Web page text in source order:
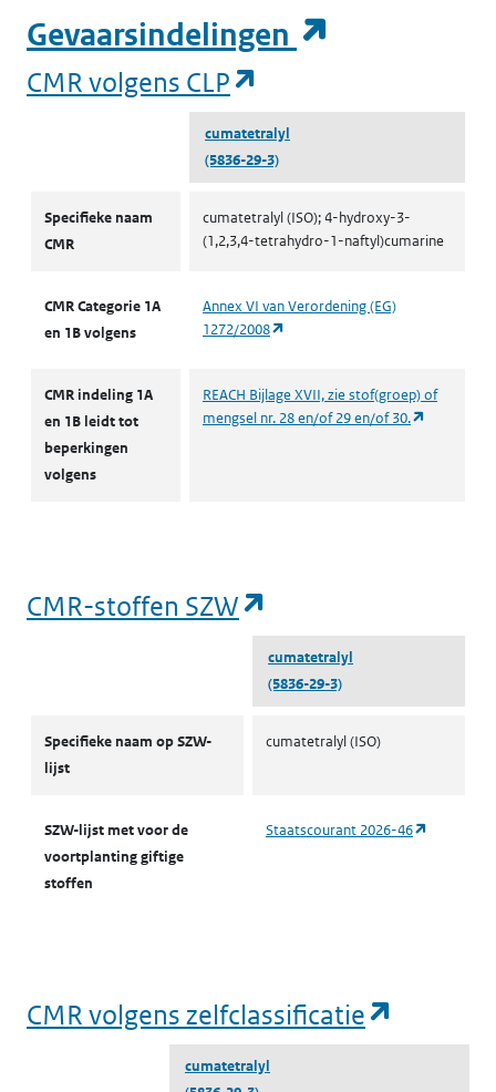
Gevaarsindelingen
CMR volgens CLP
cumatetralyl
(5836-29-3)
Specifieke naam
CMR
cumatetralyl (ISO); 4-hydroxy-3-
(1,2,3,4-tetrahydro-1-naftyl)cumarine
CMR Categorie 1A
en 1B volgens
Annex VI van Verordening (EG)
1272/2008
CMR indeling 1A
en 1B leidt tot
beperkingen
volgens
REACH Bijlage XVII, zie stof(groep) of
mengsel nr. 28 en/of 29 en/of 30.
CMR-stoffen SZW
cumatetralyl
(5836-29-3)
Specifieke naam op SZW-
lijst
cumatetralyl (ISO)
SZW-lijst met voor de
voortplanting giftige
stoffen
Staatscourant 2026-46
CMR volgens zelfclassificatie
cumatetralyl